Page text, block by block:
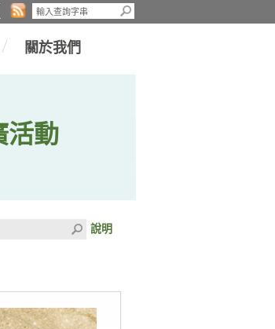
關於我們
活動
說明